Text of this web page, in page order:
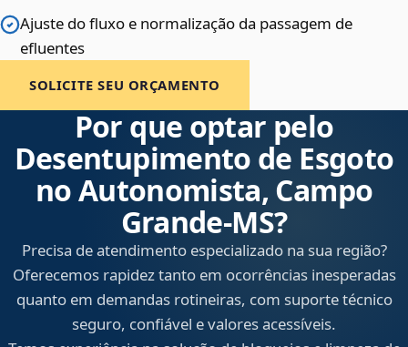
Ajuste do fluxo e normalização da passagem de
efluentes
SOLICITE SEU ORÇAMENTO
Por que optar pelo
Desentupimento de Esgoto
no Autonomista, Campo
Grande‑MS?
Precisa de atendimento especializado na sua região?
Oferecemos rapidez tanto em ocorrências inesperadas
quanto em demandas rotineiras, com suporte técnico
seguro, confiável e valores acessíveis.